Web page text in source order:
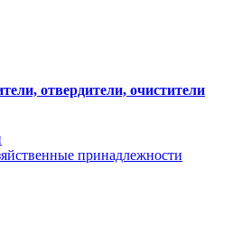
отвердители, очистители
принадлежности